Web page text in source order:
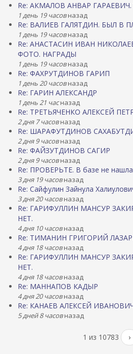
Re: АКМАЛОВ АНВАР
1 день 19 часовназад
Re: ВАЛИЕВ ГАЛЯТДИН. БЫЛ В
1 день 19 часовназад
Re: АНАСТАСИН ИВАН
ФОТО. НАГРАДЫ
1 день 19 часовназад
Re: ФАХРУТДИНОВ ГАРИП
1 день 20 часовназад
Re: ГАРИН АЛЕКСАНДР
1 день 21 часназад
Re: ТРЕТЬЯЧЕНКО АЛЕКСЕЙ
2 дня 7 часовназад
Re: ШАРАФУТДИНОВ
2 дня 9 часовназад
Re: ФАЙЗУТДИНОВ САГИР
2 дня 9 часовназад
Re: ПРОВЕРЬТЕ. В базе не
3 дня 19 часовназад
Re: Сайфулин Зайнула
3 дня 20 часовназад
Re: ГАРИФУЛЛИН МАНСУР
НЕТ.
4 дня 10 часовназад
Re: ТИМАНИН ГРИГОРИЙ
4 дня 18 часовназад
Re: ГАРИФУЛЛИН МАНСУР
НЕТ.
4 дня 18 часовназад
Re: МАННАПОВ КАДЫР
4 дня 20 часовназад
Re: КАНАЕВ АЛЕКСЕЙ
5 дней 8 часовназад
1 из 10783 ›